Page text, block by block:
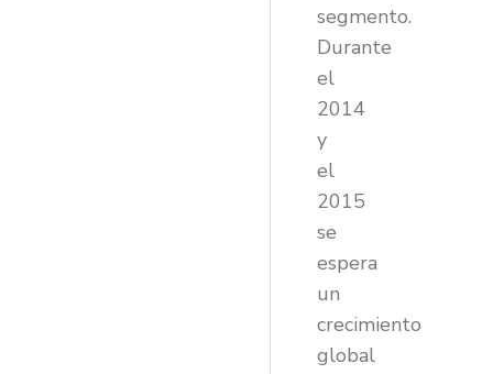
segmento.
Durante
el
2014
y
el
2015
se
espera
un
crecimiento
global